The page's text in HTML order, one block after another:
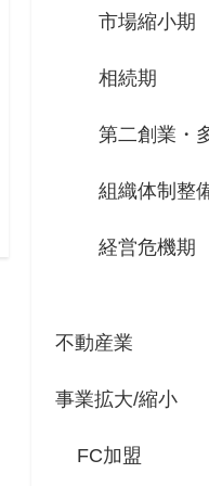
市場縮小期
相続期
第二創業・
組織体制整
経営危機期
不動産業
事業拡大/縮小
FC加盟